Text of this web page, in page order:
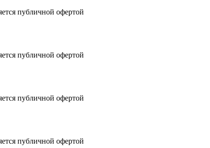
публичной офертой
публичной офертой
публичной офертой
публичной офертой